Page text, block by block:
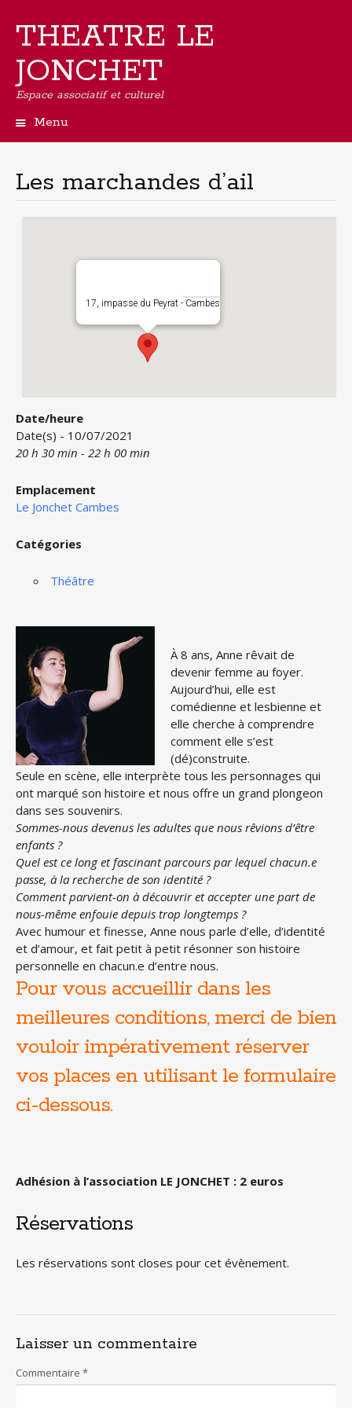
THEATRE LE
JONCHET
Espace associatif et culturel
Menu
principal
Les marchandes d’ail
17, impasse du Peyrat - Cambes
Date/heure
Date(s) - 10/07/2021
20 h 30 min - 22 h 00 min
Emplacement
Le Jonchet Cambes
Catégories
Théâtre
À 8 ans, Anne rêvait de
devenir femme au foyer.
Aujourd’hui, elle est
comédienne et lesbienne et
elle cherche à comprendre
comment elle s’est
(dé)construite.
Seule en scène, elle interprète tous les personnages qui
ont marqué son histoire et nous offre un grand plongeon
dans ses souvenirs.
Sommes-nous devenus les adultes que nous rêvions d’être
enfants ?
Quel est ce long et fascinant parcours par lequel chacun.e
passe, à la recherche de son identité ?
Comment parvient-on à découvrir et accepter une part de
nous-même enfouie depuis trop longtemps ?
Avec humour et finesse, Anne nous parle d’elle, d’identité
et d’amour, et fait petit à petit résonner son histoire
personnelle en chacun.e d’entre nous.
Pour vous accueillir dans les
meilleures conditions, merci de bien
vouloir impérativement réserver
vos places en utilisant le formulaire
ci-dessous.
Adhésion à l’association LE JONCHET : 2 euros
Réservations
Les réservations sont closes pour cet évènement.
Laisser un commentaire
Commentaire *